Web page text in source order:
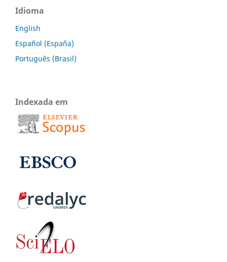
Idioma
English
Español (España)
Português (Brasil)
Indexada em